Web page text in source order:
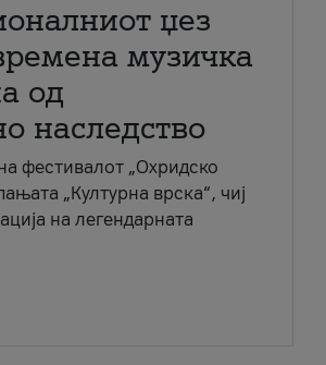
џез
музичка
од
наследство
фестивалот „Охридско
„Културна врска“, чиј
на легендарната